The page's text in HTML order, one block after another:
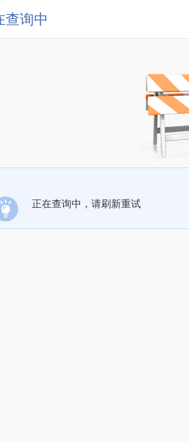
查询中
正在查询中，请刷新重试